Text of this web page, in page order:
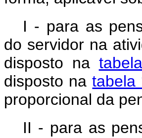
I - para as
do servidor na
disposto na
disposto natabela
proporcional da
II - para as